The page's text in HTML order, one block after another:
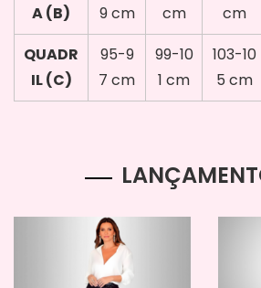
A (B)
9 cm
cm
cm
QUADR
IL (C)
95-9
7 cm
99-10
1 cm
103-10
5 cm